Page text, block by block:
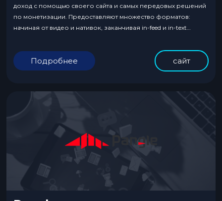
доход с помощью своего сайта и самых передовых решений
по монетизации. Предоставляют множество форматов:
начиная от видео и нативок, заканчивая in-feed и in-text
Подробнее сайт